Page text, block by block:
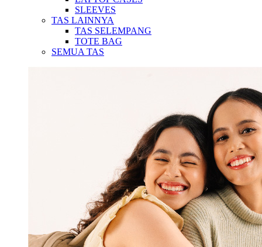
SLEEVES
TAS LAINNYA
TAS SELEMPANG
TOTE BAG
SEMUA TAS